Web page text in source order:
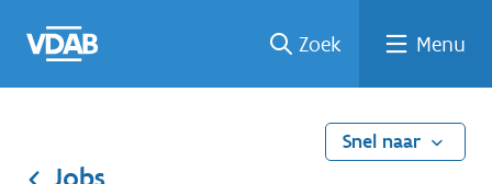
naar
een
een
job
naar
Zoek Menu
Snel naar